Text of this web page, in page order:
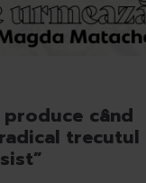
produce când
trecutul